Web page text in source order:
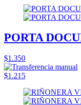
PORTA
$1.350
$1.215